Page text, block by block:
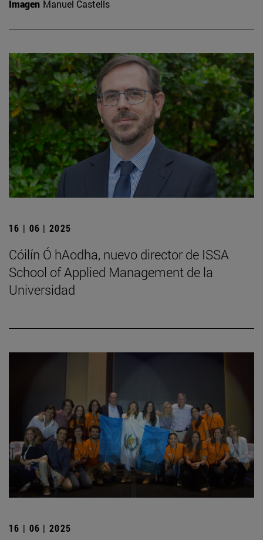
Imagen Manuel Castells
16 | 06 | 2025
Cóilín Ó hAodha, nuevo director de ISSA
School of Applied Management de la
Universidad
16 | 06 | 2025